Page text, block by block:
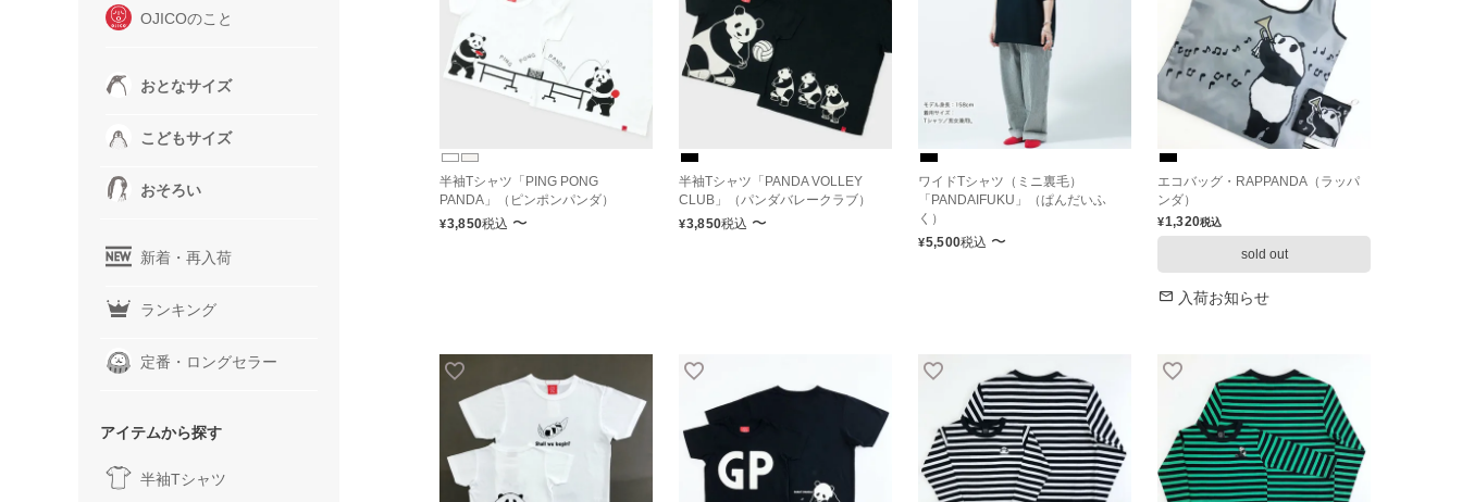
OJICOのこと
おとなサイズ
こどもサイズ
おそろい
新着・再入荷
ランキング
定番・ロングセラー
アイテムから探す
半袖Tシャツ
半袖Tシャツ「PING PONG
PANDA」（ピンポンパンダ）
¥3,850税込 〜
半袖Tシャツ「PANDA VOLLEY
CLUB」（パンダバレークラブ）
¥3,850税込 〜
ワイドTシャツ（ミニ裏毛）
「PANDAIFUKU」（ぱんだいふ
く）
¥5,500税込 〜
エコバッグ・RAPPANDA（ラッパ
ンダ）
¥1,320税込
sold out
入荷お知らせ